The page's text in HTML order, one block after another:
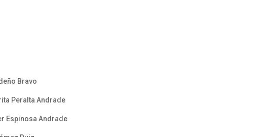
Bravo
Peralta Andrade
Espinosa Andrade